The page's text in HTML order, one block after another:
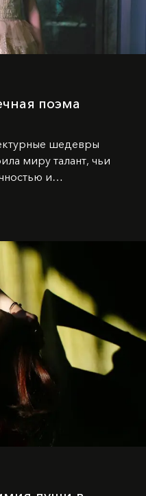
поэма
шедевры
миру талант, чьи
и